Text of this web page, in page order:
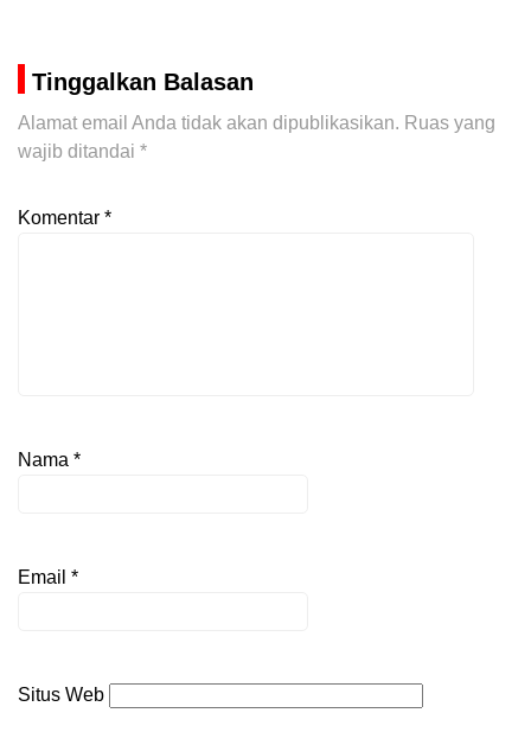
Tinggalkan Balasan
Alamat email Anda tidak akan dipublikasikan. Ruas yang
wajib ditandai *
Komentar *
Nama *
Email *
Situs Web